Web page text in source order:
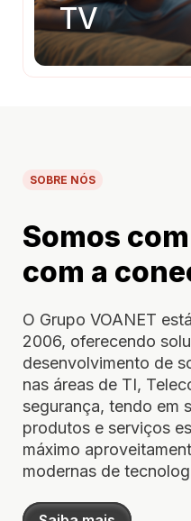
TV
SOBRE NÓS
Somos
com a
O Grupo VOANET
2006, oferecendo
desenvolvimento de
nas áreas de TI,
segurança, tendo em
produtos e serviços
máximo
modernas de